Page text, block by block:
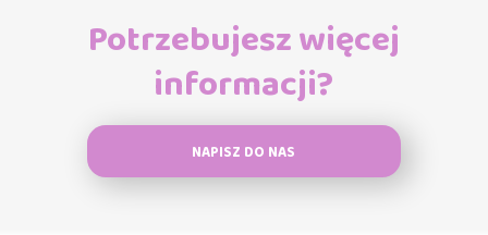
Potrzebujesz więcej
informacji?
NAPISZ DO NAS